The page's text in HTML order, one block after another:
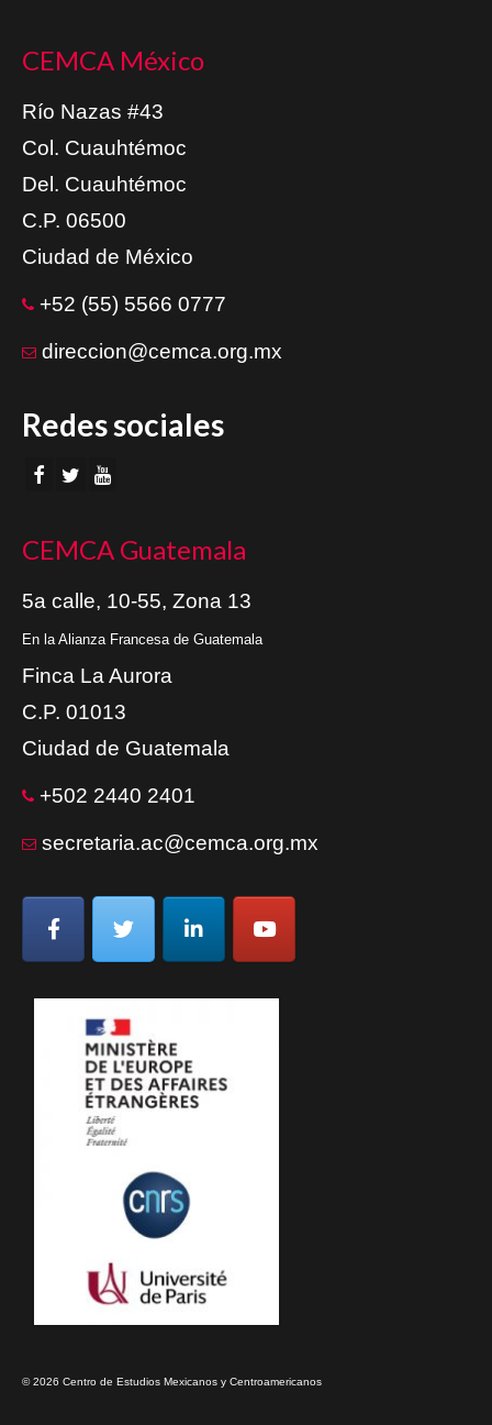
CEMCA México
Río Nazas #43
Col. Cuauhtémoc
Del. Cuauhtémoc
C.P. 06500
Ciudad de México
+52 (55) 5566 0777
direccion@cemca.org.mx
Redes sociales
CEMCA Guatemala
5a calle, 10-55, Zona 13
En la Alianza Francesa de Guatemala
Finca La Aurora
C.P. 01013
Ciudad de Guatemala
+502 2440 2401
secretaria.ac@cemca.org.mx
© 2026 Centro de Estudios Mexicanos y Centroamericanos